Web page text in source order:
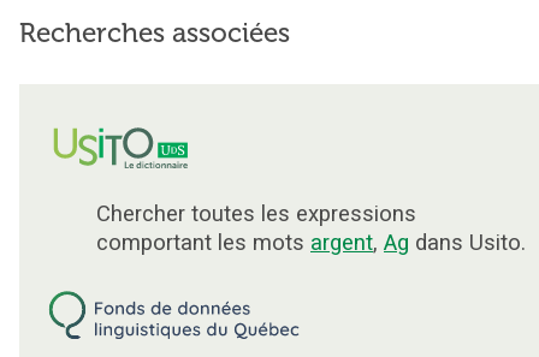
Recherches associées
Chercher toutes les expressions
comportant les mots argent, Ag dans Usito.